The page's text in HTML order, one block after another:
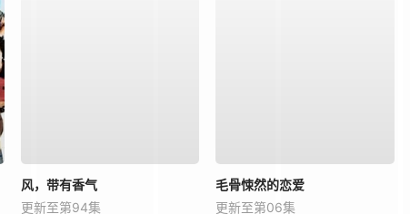
风，带有香气
更新至第94集
毛骨悚然的恋爱
更新至第06集